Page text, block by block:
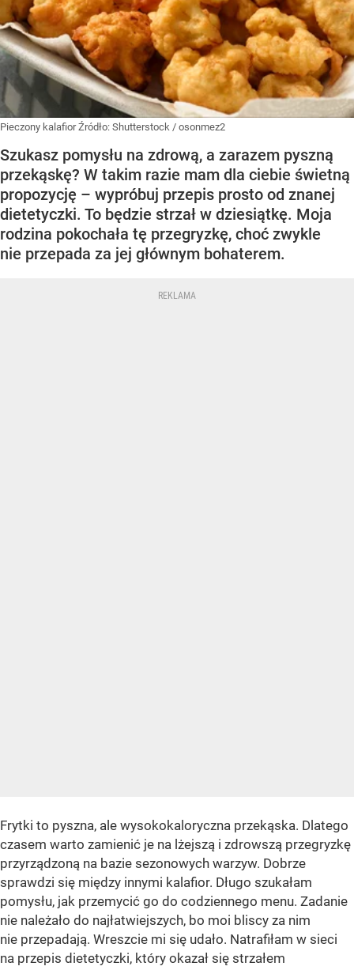
Pieczony kalafiorŹródło: Shutterstock / osonmez2
Szukasz pomysłu na zdrową, a zarazem pyszną
przekąskę? W takim razie mam dla ciebie świetną
propozycję – wypróbuj przepis prosto od znanej
dietetyczki. To będzie strzał w dziesiątkę. Moja
rodzina pokochała tę przegryzkę, choć zwykle
nie przepada za jej głównym bohaterem.
Frytki to pyszna, ale wysokokaloryczna przekąska. Dlatego
czasem warto zamienić je na lżejszą i zdrowszą przegryzkę
przyrządzoną na bazie sezonowych warzyw. Dobrze
sprawdzi się między innymi kalafior. Długo szukałam
pomysłu, jak przemycić go do codziennego menu. Zadanie
nie należało do najłatwiejszych, bo moi bliscy za nim
nie przepadają. Wreszcie mi się udało. Natrafiłam w sieci
na przepis dietetyczki, który okazał się strzałem